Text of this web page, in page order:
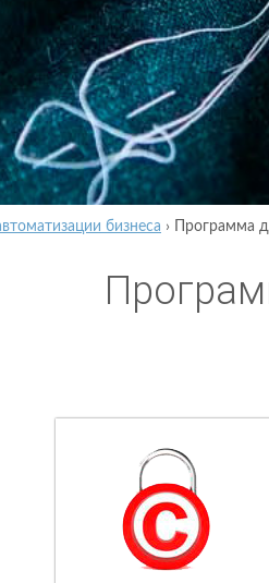
бизнеса › Программа